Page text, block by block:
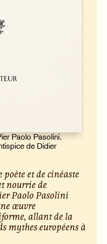
Paolo Pasolini.
de Didier
et de cinéaste
nourrie de
Paolo Pasolini
œuvre
allant de la
mythes européens à